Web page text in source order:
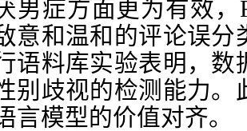
男症方面更为有效，
意和温和的评论误分
语料库实验表明，数
别歧视的检测能力。
言模型的价值对齐。